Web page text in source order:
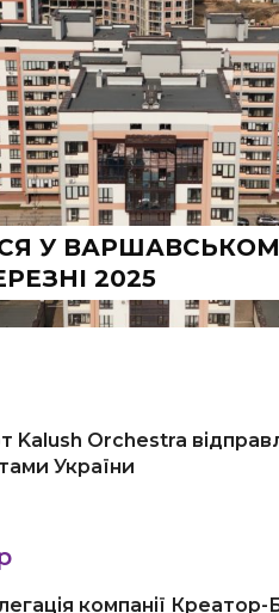
У
2025
Kalush Orchestra
України
компанії Креатор-